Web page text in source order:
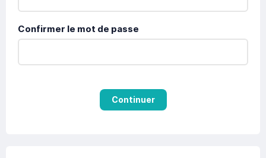
Confirmer le mot de passe
Continuer